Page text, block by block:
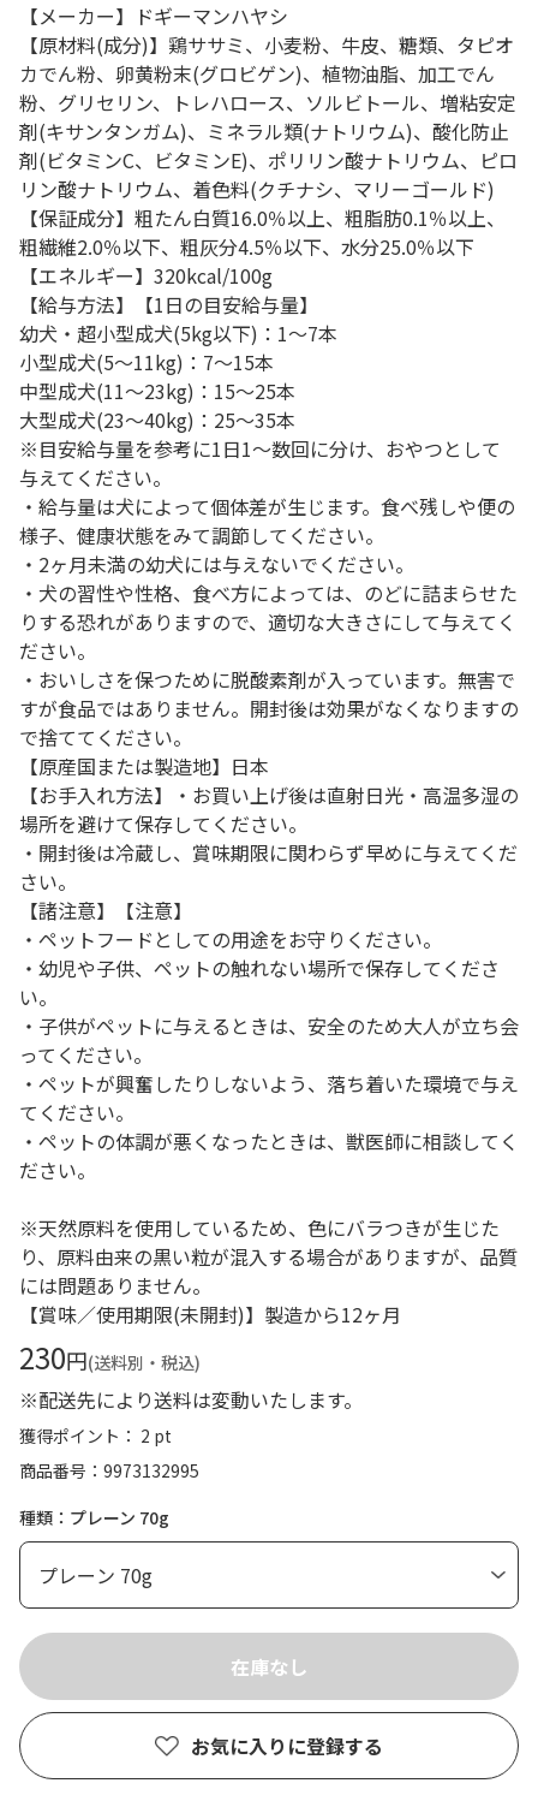
【メーカー】ドギーマンハヤシ
【原材料(成分)】鶏ササミ、小麦粉、牛皮、糖類、タピオ
カでん粉、卵黄粉末(グロビゲン)、植物油脂、加工でん
粉、グリセリン、トレハロース、ソルビトール、増粘安定
剤(キサンタンガム)、ミネラル類(ナトリウム)、酸化防止
剤(ビタミンC、ビタミンE)、ポリリン酸ナトリウム、ピロ
リン酸ナトリウム、着色料(クチナシ、マリーゴールド)
【保証成分】粗たん白質16.0％以上、粗脂肪0.1％以上、
粗繊維2.0％以下、粗灰分4.5％以下、水分25.0％以下
【エネルギー】320kcal/100g
【給与方法】【1日の目安給与量】
幼犬・超小型成犬(5kg以下)：1～7本
小型成犬(5～11kg)：7～15本
中型成犬(11～23kg)：15～25本
大型成犬(23～40kg)：25～35本
※目安給与量を参考に1日1～数回に分け、おやつとして
与えてください。
・給与量は犬によって個体差が生じます。食べ残しや便の
様子、健康状態をみて調節してください。
・2ヶ月未満の幼犬には与えないでください。
・犬の習性や性格、食べ方によっては、のどに詰まらせた
りする恐れがありますので、適切な大きさにして与えてく
ださい。
・おいしさを保つために脱酸素剤が入っています。無害で
すが食品ではありません。開封後は効果がなくなりますの
で捨ててください。
【原産国または製造地】日本
【お手入れ方法】・お買い上げ後は直射日光・高温多湿の
場所を避けて保存してください。
・開封後は冷蔵し、賞味期限に関わらず早めに与えてくだ
さい。
【諸注意】【注意】
・ペットフードとしての用途をお守りください。
・幼児や子供、ペットの触れない場所で保存してくださ
い。
・子供がペットに与えるときは、安全のため大人が立ち会
ってください。
・ペットが興奮したりしないよう、落ち着いた環境で与え
てください。
・ペットの体調が悪くなったときは、獣医師に相談してく
ださい。
※天然原料を使用しているため、色にバラつきが生じた
り、原料由来の黒い粒が混入する場合がありますが、品質
には問題ありません。
【賞味／使用期限(未開封)】製造から12ヶ月
230円(送料別・税込)
※配送先により送料は変動いたします。
獲得ポイント： 2 pt
商品番号
9973132995
種類：プレーン 70g
お気に入りに登録する